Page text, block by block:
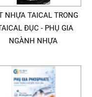
NHỰA TAICAL TRONG
ĐỤC - PHỤ GIA
NGÀNH NHỰA